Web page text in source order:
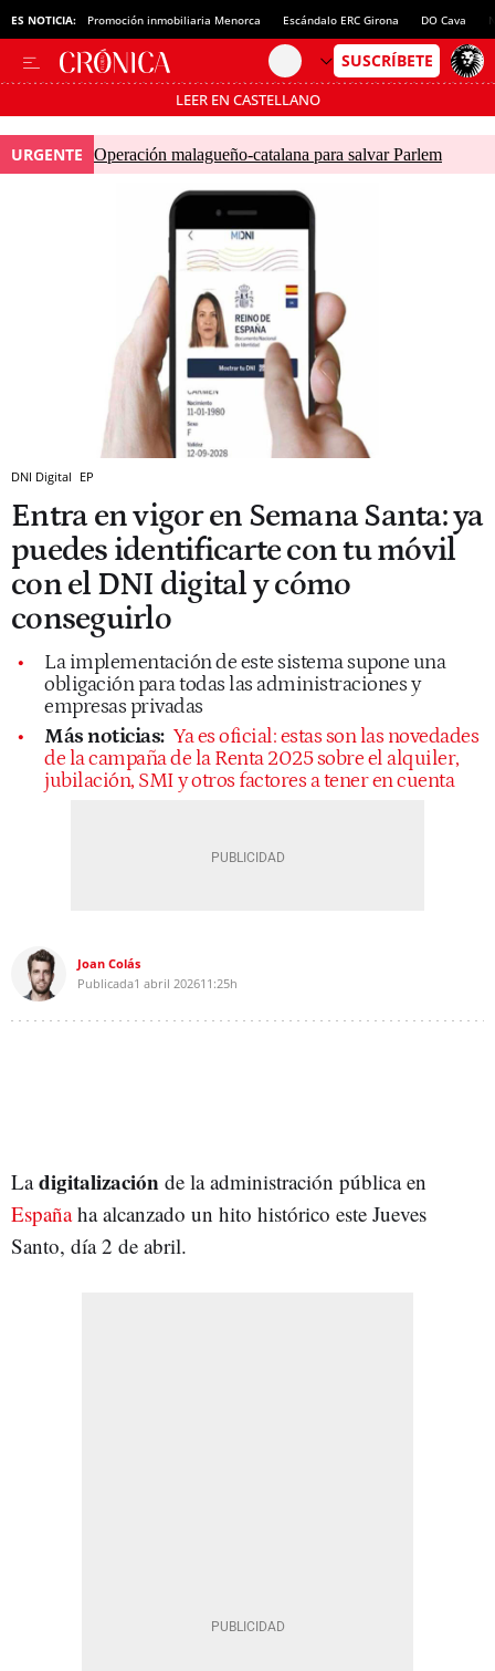
ES NOTICIA: Promoción inmobiliaria Menorca Escándalo ERC Girona DO Cava
LEER EN CASTELLANO
Pásate al MODO AHORRO
URGENTE Operación malagueño-catalana para salvar Parlem
DNI Digital EP
Entra en vigor en Semana Santa: ya
puedes identificarte con tu móvil
con el DNI digital y cómo
conseguirlo
La implementación de este sistema supone una
obligación para todas las administraciones y
empresas privadas
Más noticias: Ya es oficial: estas son las novedades
de la campaña de la Renta 2025 sobre el alquiler,
jubilación, SMI y otros factores a tener en cuenta
Joan Colás
Publicada1 abril 202611:25h
Ladigitalización de la administración pública en
Españaha alcanzado un hito histórico este Jueves
Santo, día 2 de abril.